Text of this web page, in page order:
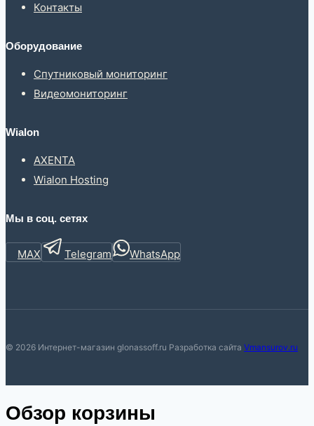
Контакты
Оборудование
Спутниковый мониторинг
Видеомониторинг
Wialon
AXENTA
Wialon Hosting
Мы в соц. сетях
MAX Telegram WhatsApp
© 2026 Интернет-магазин glonassoff.ru Разработка сайта Vmansurov.ru
Обзор корзины